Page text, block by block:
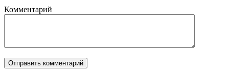
Комментарий